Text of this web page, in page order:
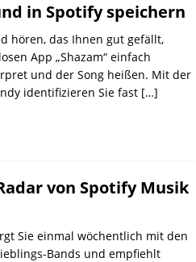
in Spotify speichern
hören, das Ihnen gut gefällt,
App „Shazam“ einfach
und der Song heißen. Mit der
identifizieren Sie fast […]
von Spotify Musik
Sie einmal wöchentlich mit den
Bands und empfiehlt